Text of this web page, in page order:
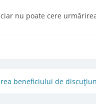
nu poate cere
beneficiului de